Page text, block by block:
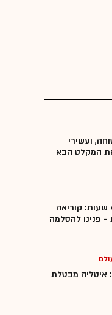
ועשירי
המקלט הבא
שלוש זירות ב־48 שעות: קוריאה
פנינו להסלמה
איטליה מבטלת